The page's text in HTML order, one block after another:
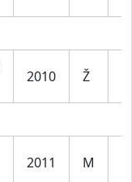
2010 Ž
2011 M